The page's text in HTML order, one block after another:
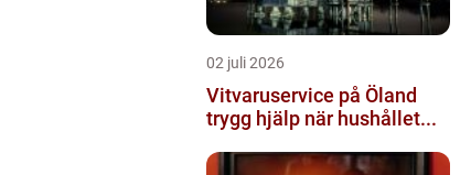
02 juli 2026
Vitvaruservice på Öland
trygg hjälp när hushållet...